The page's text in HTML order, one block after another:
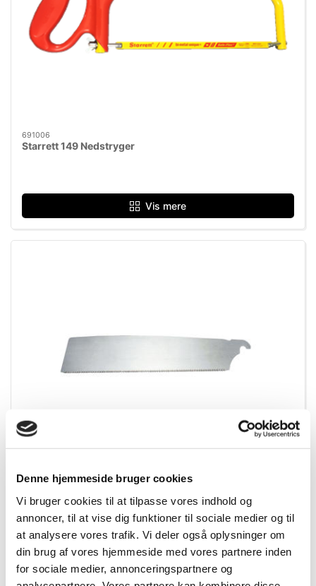
Denne hjemmeside bruger cookies
Vi bruger cookies til at tilpasse vores indhold og
annoncer, til at vise dig funktioner til sociale medier og til
at analysere vores trafik. Vi deler også oplysninger om
din brug af vores hjemmeside med vores partnere inden
for sociale medier, annonceringspartnere og
691006
Starrett 149 Nedstryger
Vis mere
Tajima Refill savblade
Vis mere